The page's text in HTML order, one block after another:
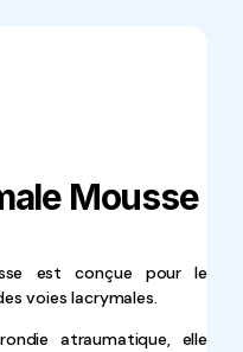
Mousse
est conçue pour le
voies lacrymales.
atraumatique, elle